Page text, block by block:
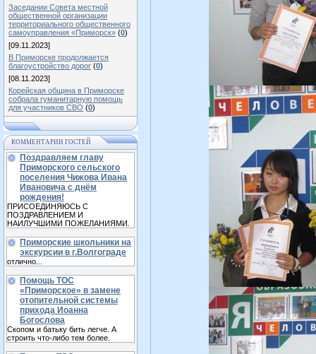
Заседании Совета местной
общественной организации
территориального общественного
самоуправления «Приморск» (0)
[09.11.2023]
В Приморске продолжается
благоустройство дорог (0)
[08.11.2023]
Корейская община в Приморске
собрала гуманитарную помощь
для участников СВО (0)
КОММЕНТАРИИ ГОСТЕЙ
Поздравляем главу
Приморского сельского
поселения Чижова Ивана
Ивановича с днём
рождения!
ПРИСОЕДИНЯЮСЬ С
ПОЗДРАВЛЕНИЕМ И
НАИЛУЧШИМИ ПОЖЕЛАНИЯМИ.
Приморские школьники на
экскурсии в г.Волгограде
отлично...
Помощь ТОС
«Приморское» в замене
отопительной системы
прихода Иоанна
Богослова
Скопом и батьку бить легче. А
строить что-либо тем более.